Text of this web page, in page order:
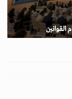
القوانين